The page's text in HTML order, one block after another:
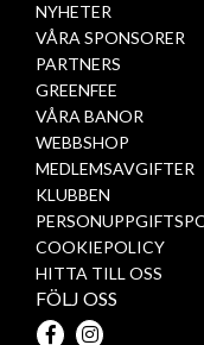
NYHETER
VÅRA SPONSORER
PARTNERS
GREENFEE
VÅRA BANOR
WEBBSHOP
MEDLEMSAVGIFTER
KLUBBEN
COOKIEPOLICY
HITTA TILL OSS
FÖLJ OSS